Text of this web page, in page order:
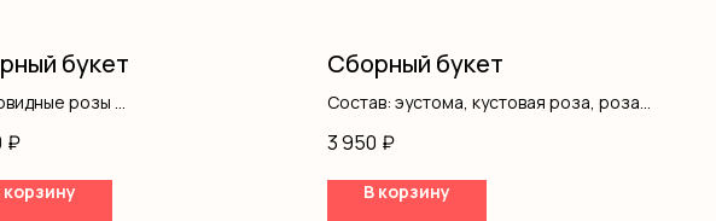
букет
розы
₽
корзину
Сборный букет
Состав: эустома, кустовая роза, роза
3 950 ₽
В корзину